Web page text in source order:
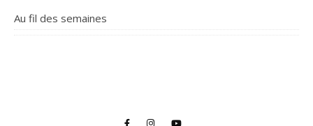
Au fil des semaines